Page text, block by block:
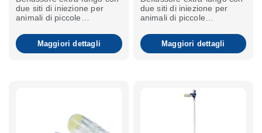
due siti di iniezione per
animali di piccole
Luer-Lock.
Maggiori dettagli
due siti di iniezione per
animali di piccole
Maggiori dettagli